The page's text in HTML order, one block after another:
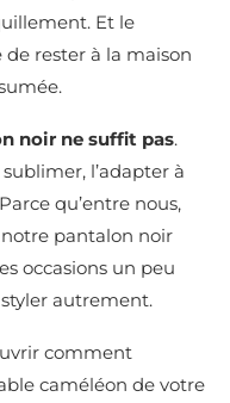
Et le
rester à la maison
noir ne suffit pas.
l’adapter à
qu’entre nous,
pantalon noir
occasions un peu
autrement.
comment
caméléon de votre